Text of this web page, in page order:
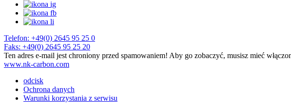
Nieprawidłowe dane wejściowe
moje zapytanie. Wysyłając formularz kontaktowy, wyrażam zgodę na to przetwarzanie.
Wyślij zapytanie
Telefon: +49(0) 2645 95 25 0
Faks: +49(0) 2645 95 25 20
Ten adres e-mail jest chroniony przed spamowaniem! Aby go zobaczyć, musisz mieć
www.nk-carbon.com
odcisk
Ochrona danych
Warunki korzystania z serwisu